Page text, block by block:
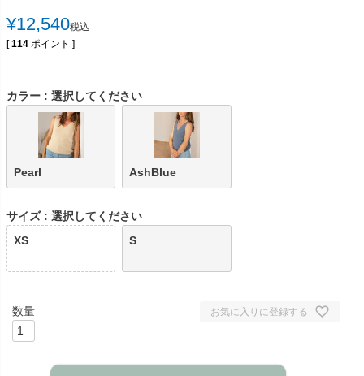
¥12,540税込
[ 114 ポイント ]
カラー 選択してください
Pearl AshBlue
サイズ
選択してください
XS
S
お気に入りに登録する